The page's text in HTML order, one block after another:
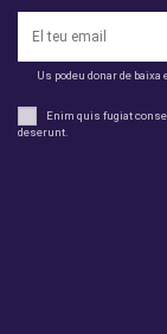
Us podeu donar de
Enim quis fugiat
deserunt.